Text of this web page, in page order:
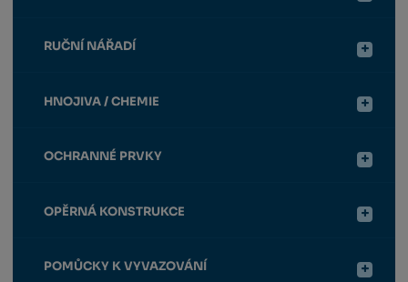
RUČNÍ NÁŘADÍ
HNOJIVA / CHEMIE
OCHRANNÉ PRVKY
OPĚRNÁ KONSTRUKCE
POMŮCKY K VYVAZOVÁNÍ